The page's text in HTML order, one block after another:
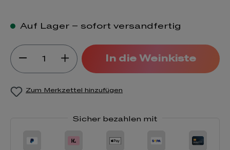
Auf Lager – sofort versandfertig
Produkt Anzahl: Gib den
In die Weinkiste
Zum Merkzettel hinzufügen
Sicher bezahlen mit